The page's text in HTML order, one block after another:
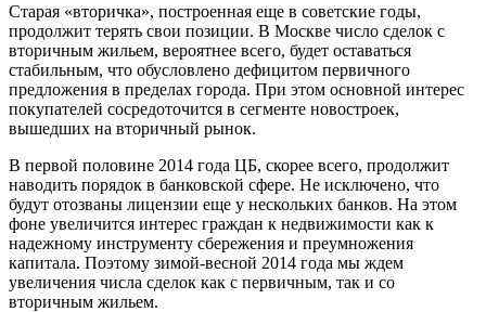
Старая «вторичка», построенная еще в советские годы,
продолжит терять свои позиции. В Москве число сделок с
вторичным жильем, вероятнее всего, будет оставаться
стабильным, что обусловлено дефицитом первичного
предложения в пределах города. При этом основной интерес
покупателей сосредоточится в сегменте новостроек,
вышедших на вторичный рынок.
В первой половине 2014 года ЦБ, скорее всего, продолжит
наводить порядок в банковской сфере. Не исключено, что
будут отозваны лицензии еще у нескольких банков. На этом
фоне увеличится интерес граждан к недвижимости как к
надежному инструменту сбережения и преумножения
капитала. Поэтому зимой-весной 2014 года мы ждем
увеличения числа сделок как с первичным, так и со
вторичным жильем.